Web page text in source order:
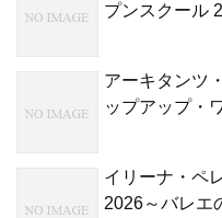
プンスクール
アーキタンツ
ップアップ・
イリーナ・ペ
2026～バレエ